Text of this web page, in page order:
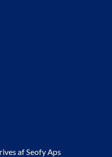
af Seofy Aps